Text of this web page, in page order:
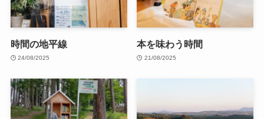
時間の地平線
24/08/2025
本を味わう時間
21/08/2025